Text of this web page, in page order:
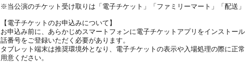
※当公演のチケット受け取りは「電子チケット」「ファミリーマート」「配送
【電子チケットのお申込みについて】
お申込み前に、あらかじめスマートフォンに電子チケットアプリをインストー
話番号をご登録いただく必要があります。
タブレット端末は推奨環境外となり、電子チケットの表示や入場処理の際に正
用意ください。